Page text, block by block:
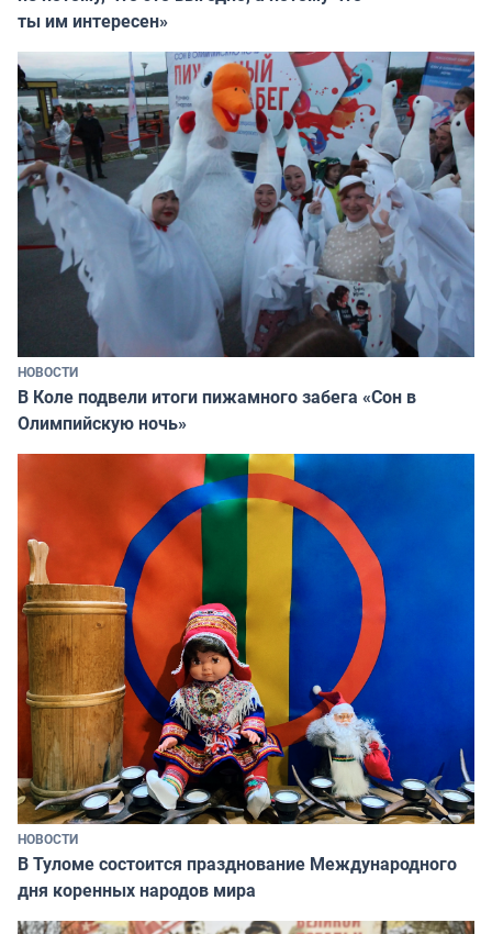
ты им интересен»
НОВОСТИ
В Коле подвели итоги пижамного забега «Сон в
Олимпийскую ночь»
НОВОСТИ
В Туломе состоится празднование Международного
дня коренных народов мира